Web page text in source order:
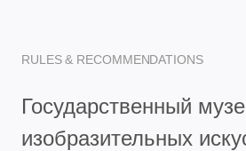
RULES & RECOMMENDATIONS
Государственный
изобразительных